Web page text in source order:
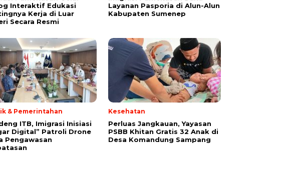
Interaktif Edukasi
Kerja di Luar
Secara Resmi
Layanan Pasporia di Alun-Alun
Kabupaten Sumenep
& Pemerintahan
ITB, Imigrasi Inisiasi
Digital” Patroli Drone
Pengawasan
Kesehatan
Perluas Jangkauan, Yayasan
PSBB Khitan Gratis 32 Anak di
Desa Komandung Sampang